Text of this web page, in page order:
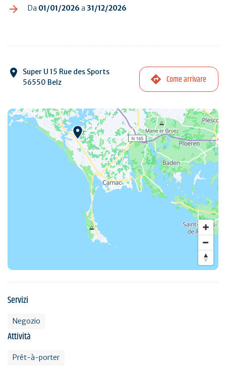
Da 01/01/2026 a 31/12/2026
Super U 15 Rue des Sports
56550 Belz
Come arrivare
Servizi
Negozio
Attività
Prêt-à-porter